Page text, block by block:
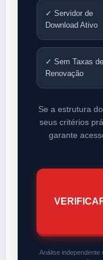
✓ Servidor de
Download Ativo
✓ Sem Taxas de
Renovação
Se a estrutura do
seus critérios
garante
Análise